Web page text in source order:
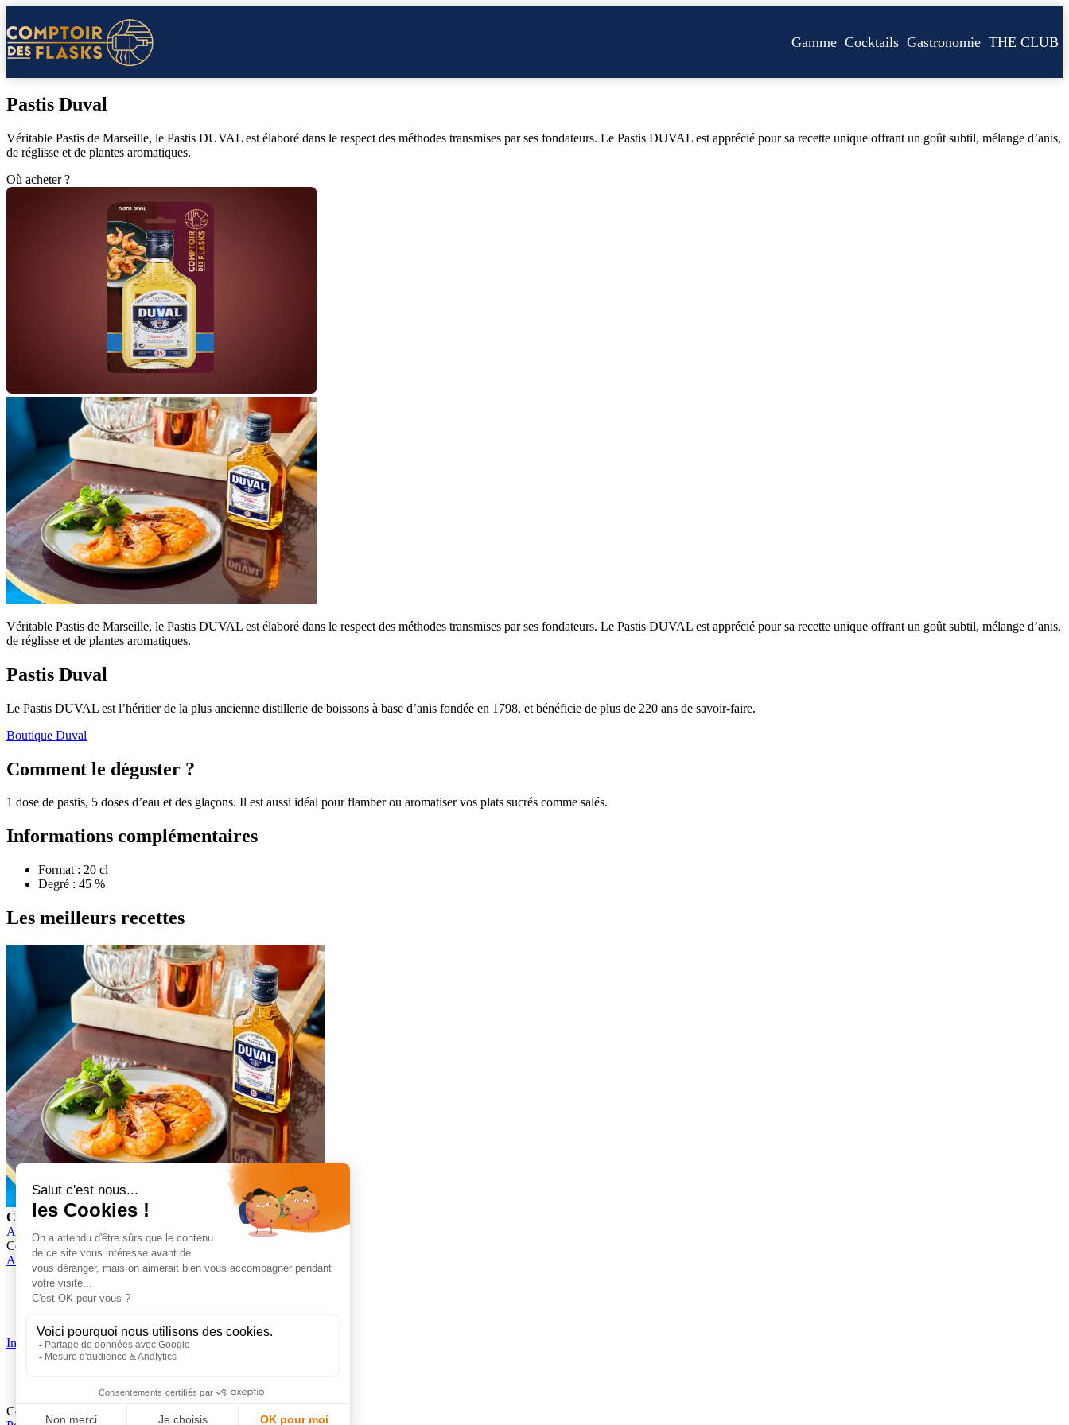
Gamme Cocktails Gastronomie THE CLUB
Pastis Duval
Véritable Pastis de Marseille, le Pastis DUVAL est élaboré dans le respect des méthodes transmises par ses fondateurs. Le Pastis DUVAL est apprécié pour sa recette unique offrant un goût subtil, mélange d’anis,
de réglisse et de plantes aromatiques.
Où acheter ?
Véritable Pastis de Marseille, le Pastis DUVAL est élaboré dans le respect des méthodes transmises par ses fondateurs. Le Pastis DUVAL est apprécié pour sa recette unique offrant un goût subtil, mélange d’anis,
de réglisse et de plantes aromatiques.
Pastis Duval
Le Pastis DUVAL est l’héritier de la plus ancienne distillerie de boissons à base d’anis fondée en 1798, et bénéficie de plus de 220 ans de savoir-faire.
Boutique Duval
Comment le déguster ?
1 dose de pastis, 5 doses d’eau et des glaçons. Il est aussi idéal pour flamber ou aromatiser vos plats sucrés comme salés.
Informations complémentaires
Format : 20 cl
Degré : 45 %
Les meilleurs recettes
Crevettes flambées au Pastis
Accueil
Gamme Gastronomie
Pastis Duval
Comptoir des Flasks
Accès rapide
Gamme
Cocktails
Informations
Ce site est protégé par le reCAPTCHA Google.